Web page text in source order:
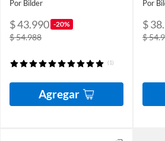
Por Bilder
$ 43.990 -20%
$ 54.988
(1)
Agregar
Por
$
$